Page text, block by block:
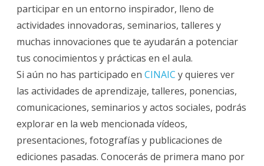
participar en un entorno inspirador, lleno de
actividades innovadoras, seminarios, talleres y
muchas innovaciones que te ayudarán a potenciar
tus conocimientos y prácticas en el aula.
Si aún no has participado en CINAIC y quieres ver
las actividades de aprendizaje, talleres, ponencias,
comunicaciones, seminarios y actos sociales, podrás
explorar en la web mencionada vídeos,
presentaciones, fotografías y publicaciones de
ediciones pasadas. Conocerás de primera mano por